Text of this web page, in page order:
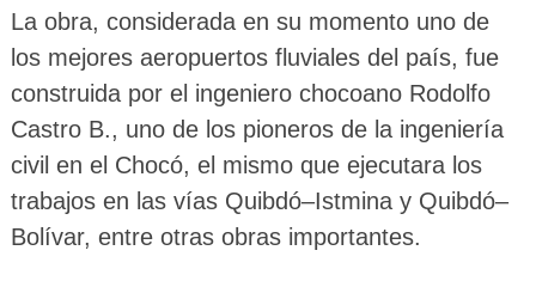
La obra, considerada en su momento uno de
los mejores aeropuertos fluviales del país, fue
construida por el ingeniero chocoano Rodolfo
Castro B., uno de los pioneros de la ingeniería
civil en el Chocó, el mismo que ejecutara los
trabajos en las vías Quibdó–Istmina y Quibdó–
Bolívar, entre otras obras importantes.